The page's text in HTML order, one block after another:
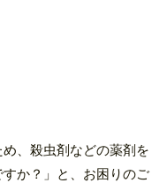
め、殺虫剤などの薬剤を
か？」と、お困りのご